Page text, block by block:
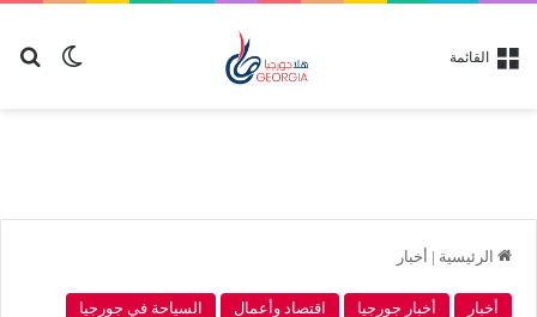
الوضع القائمة
الرئيسية | أخبار
أخبار أخبار جورجيا اقتصاد وأعمال السياحة في جورجيا